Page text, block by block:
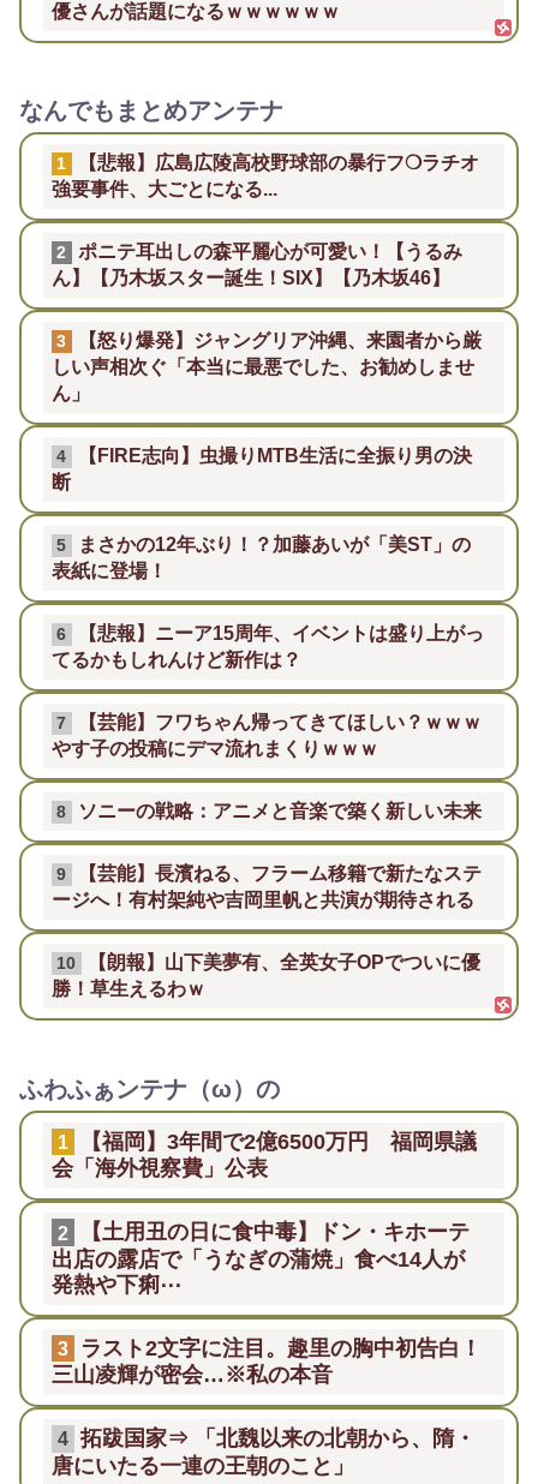
優さんが話題になるｗｗｗｗｗｗ
なんでもまとめアンテナ
1
【悲報】広島広陵高校野球部の暴行フ❍ラチオ
強要事件、大ごとになる...
2
ポニテ耳出しの森平麗心が可愛い！【うるみ
ん】【乃木坂スター誕生！SIX】【乃木坂46】
3
【怒り爆発】ジャングリア沖縄、来園者から厳
しい声相次ぐ「本当に最悪でした、お勧めしませ
ん」
4
【FIRE志向】虫撮りMTB生活に全振り男の決
断
5
まさかの12年ぶり！？加藤あいが「美ST」の
表紙に登場！
6
【悲報】ニーア15周年、イベントは盛り上がっ
てるかもしれんけど新作は？
7
【芸能】フワちゃん帰ってきてほしい？ｗｗｗ
やす子の投稿にデマ流れまくりｗｗｗ
8 ソニーの戦略：アニメと音楽で築く新しい未来
9
【芸能】長濱ねる、フラーム移籍で新たなステ
ージへ！有村架純や吉岡里帆と共演が期待される
10
【朗報】山下美夢有、全英女子OPでついに優
勝！草生えるわｗ
ふわふぁンテナ（ω）の
1
【福岡】3年間で2億6500万円 福岡県議
会「海外視察費」公表
2
【土用丑の日に食中毒】ドン・キホーテ
出店の露店で「うなぎの蒲焼」食べ14人が
発熱や下痢⋯
3
ラスト2文字に注目。趣里の胸中初告白！
三山凌輝が密会…※私の本音
4 拓跋国家⇒ 「北魏以来の北朝から、隋・
唐にいたる一連の王朝のこと」